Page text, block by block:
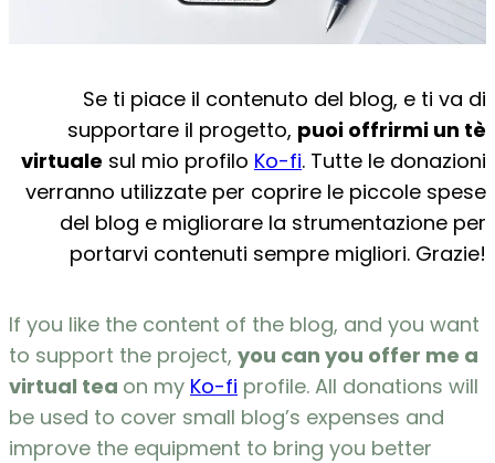
Se ti piace il contenuto del blog, e ti va di
supportare il progetto, puoi offrirmi un tè
virtuale sul mio profilo Ko-fi. Tutte le donazioni
verranno utilizzate per coprire le piccole spese
del blog e migliorare la strumentazione per
portarvi contenuti sempre migliori. Grazie!
If you like the content of the blog, and you want
to support the project, you can you offer me a
virtual tea on my Ko-fi profile. All donations will
be used to cover small blog’s expenses and
improve the equipment to bring you better